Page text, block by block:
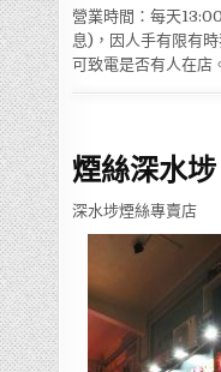
營業時間：每天
息)，因人手有限有
可致電是否有人在店
煙絲深水埗
深水埗煙絲專賣店